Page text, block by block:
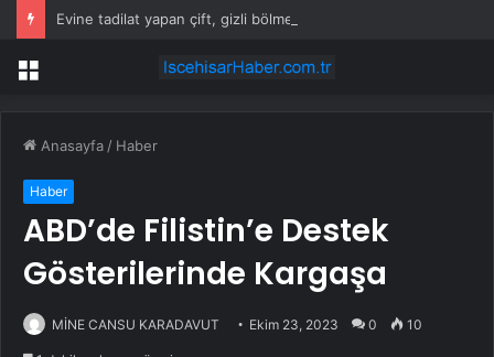
Menü
Anasayfa / Haber
Haber
ABD’de Filistin’e Destek
Gösterilerinde Kargaşa
MİNE CANSU KARADAVUT Ekim 23, 2023 0 10